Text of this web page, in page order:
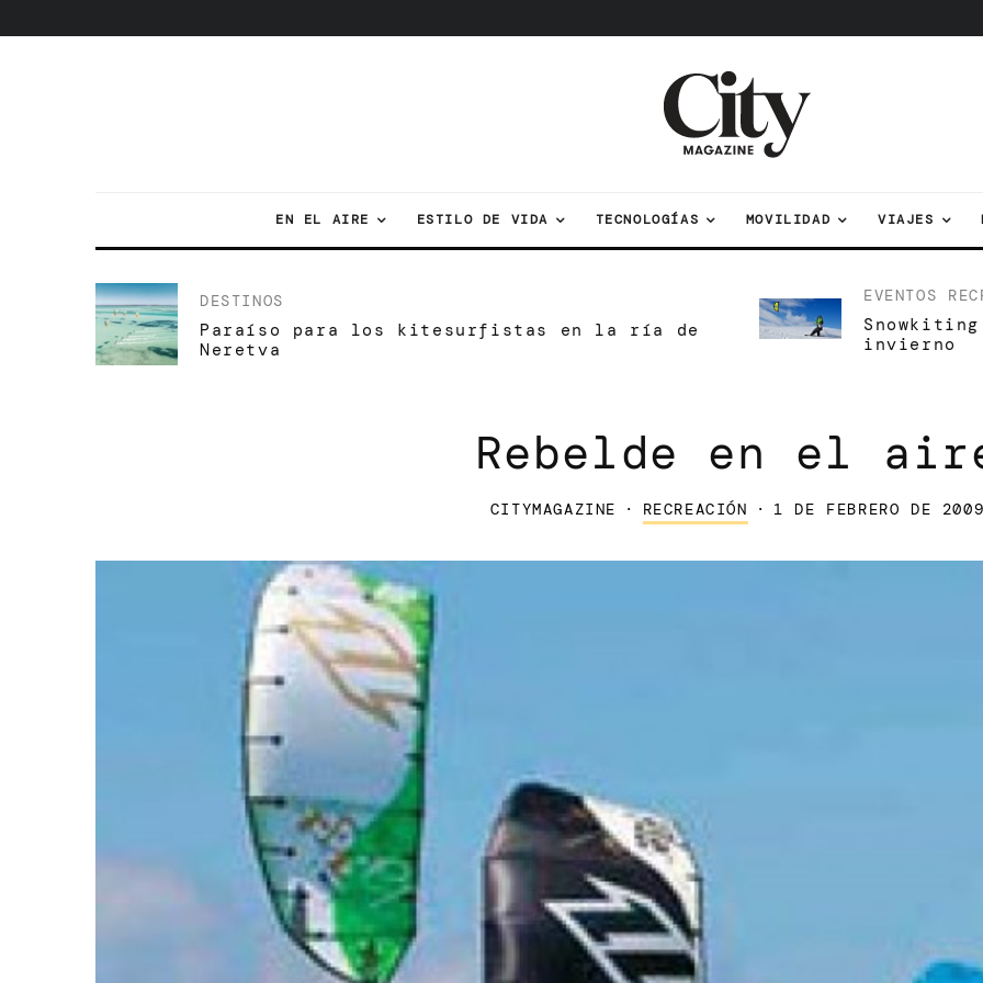
EN EL AIRE ESTILO DE VIDA TECNOLOGÍAS MOVILIDAD VIAJES
DESTINOS
Paraíso para los kitesurfistas en la ría de
Neretva
EVENTOS
invierno
Rebelde en el
CITYMAGAZINE · RECREACIÓN · 1 DE FEBRERO DE